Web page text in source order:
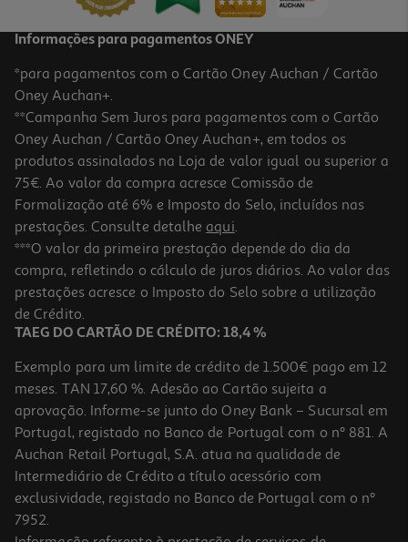
Condicionador Novex Liso Lisinho 300ml
6.18 €/un
6,18 €
Informações para pagamentos ONEY
*para pagamentos com o Cartão Oney Auchan / Cartão
Oney Auchan+.
**Campanha Sem Juros para pagamentos com o Cartão
Oney Auchan / Cartão Oney Auchan+, em todos os
produtos assinalados na Loja de valor igual ou superior a
75€. Ao valor da compra acresce Comissão de
Formalização até 6% e Imposto do Selo, incluídos nas
prestações. Consulte detalhe aqui.
***O valor da primeira prestação depende do dia da
compra, refletindo o cálculo de juros diários. Ao valor das
prestações acresce o Imposto do Selo sobre a utilização
de Crédito.
TAEG DO CARTÃO DE CRÉDITO: 18,4 %
Exemplo para um limite de crédito de 1.500€ pago em 12
meses. TAN 17,60 %. Adesão ao Cartão sujeita a
aprovação. Informe-se junto do Oney Bank – Sucursal em
Portugal, registado no Banco de Portugal com o nº 881. A
Auchan Retail Portugal, S.A. atua na qualidade de
Intermediário de Crédito a título acessório com
exclusividade, registado no Banco de Portugal com o nº
7952.